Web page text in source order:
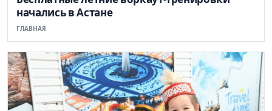
начались в Астане
ГЛАВНАЯ